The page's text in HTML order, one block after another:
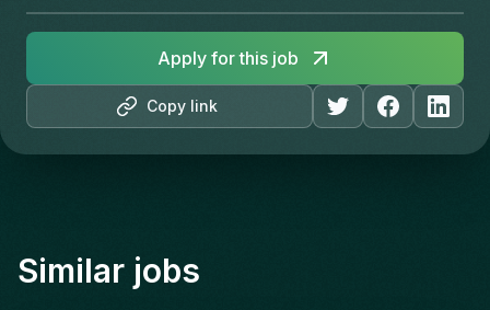
Copy link
Apply for this job
Similar jobs